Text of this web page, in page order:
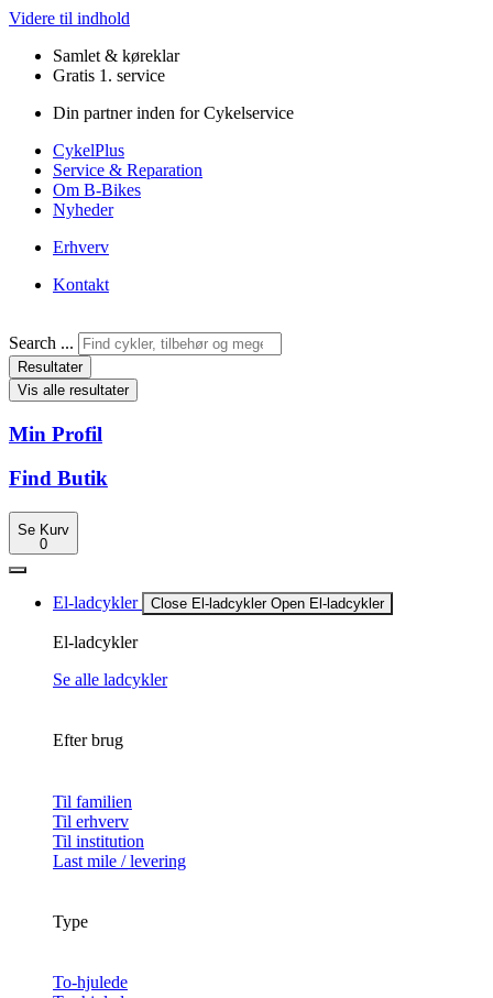
Videre til indhold
Samlet & køreklar
Gratis 1. service
Din partner inden for Cykelservice
CykelPlus
Service & Reparation
Om B-Bikes
Nyheder
Erhverv
Kontakt
Search ...
Resultater
Vis alle resultater
Min Profil
Find Butik
Se Kurv
0
El-ladcykler Close El-ladcykler Open El-ladcykler
El-ladcykler
Se alle ladcykler
Efter brug
Til familien
Til erhverv
Til institution
Last mile / levering
Type
To-hjulede